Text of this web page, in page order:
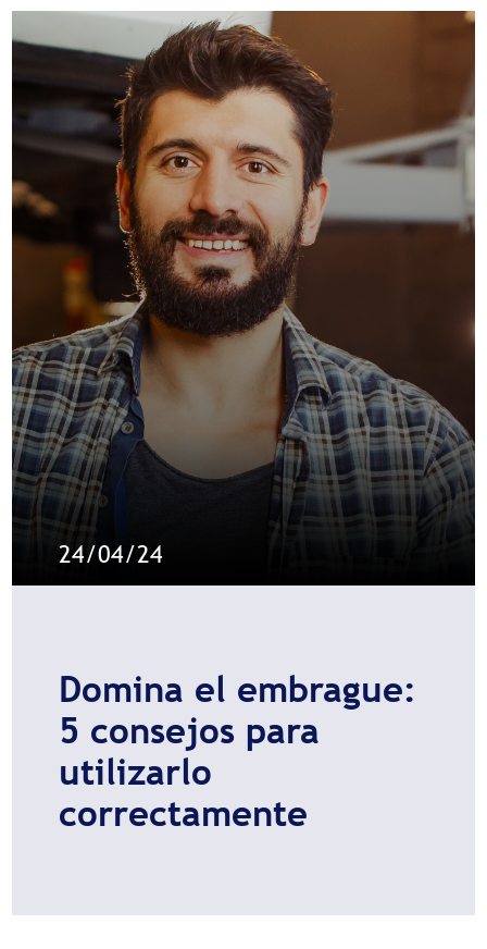
24/04/24
Domina el embrague:
5 consejos para
utilizarlo
correctamente